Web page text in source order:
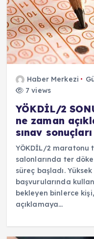
Haber Merkezi
7 views
YÖKDİL/2
ne zaman
sınav
YÖKDİL/2 maratonu
salonlarında ter
süreç başladı.
başvurularında
bekleyen binlerce
açıklamaya…